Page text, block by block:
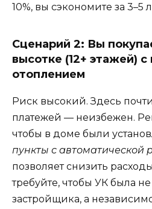
10%, вы сэкономите за 3–5
Сценарий 2: Вы
высотке (12+ этажей)
отоплением
Риск высокий. Здесь
платежей — неизбежен.
чтобы в доме были
пункты с автоматической
позволяет снизить
требуйте, чтобы УК была
застройщика, а